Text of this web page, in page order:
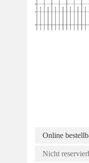
Online
Nicht